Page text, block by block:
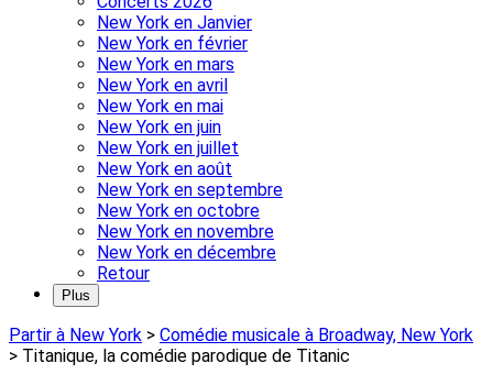
New York en Janvier
New York en février
New York en mars
New York en avril
New York en mai
New York en juin
New York en juillet
New York en août
New York en septembre
New York en octobre
New York en novembre
New York en décembre
Retour
Plus
Partir à New York > Comédie musicale à Broadway, New York
> Titanique, la comédie parodique de Titanic